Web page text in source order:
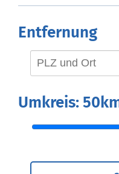
Entfernung
Umkreis: